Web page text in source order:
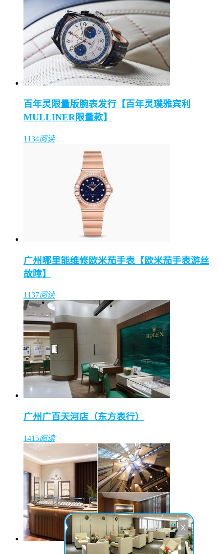
百年灵限量版腕表发行【百年灵璞雅宾利
MULLINER限量款】
1134阅读
广州哪里能维修欧米茄手表【欧米茄手表游丝
故障】
1137阅读
广州广百天河店（东方表行）
1415阅读
X